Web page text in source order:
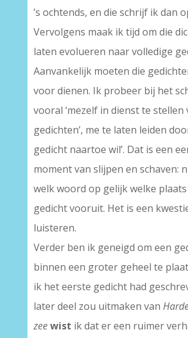
’s ochtends, en die schrijf ik dan
Vervolgens maak ik tijd om die
laten evolueren naar volledige
Aanvankelijk moeten die
voor dienen. Ik probeer bij het
vooral ‘mezelf in dienst te stellen
gedichten’, me te laten leiden
gedicht naartoe wil’. Dat is een
moment van slijpen en schaven:
welk woord op gelijk welke
gedicht vooruit. Het is een
luisteren.
Verder ben ik geneigd om een
binnen een groter geheel te
ik het eerste gedicht had
later deel zou uitmaken van
zeewist ik dat er een ruimer